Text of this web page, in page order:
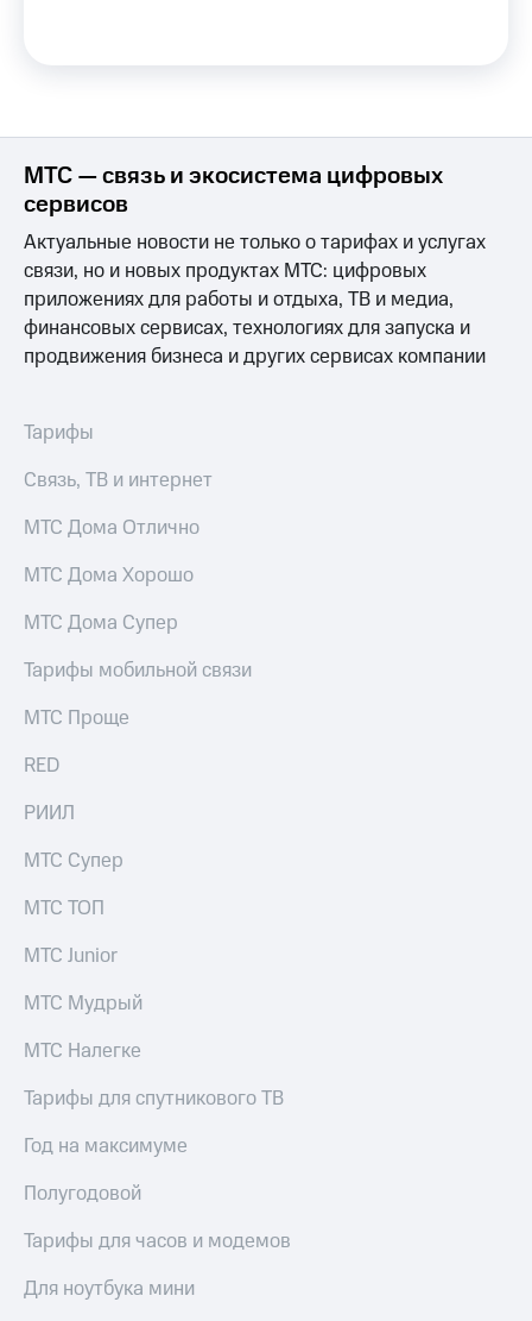
Гудок
Мой
МТС
Все
приложения
Финансы
Инвестиции
Получайте
Покупка
полисов
онлайн
на связь
С картой
МТС
Деньги
МТС
и
номер
Настройки
автоплатежа
номер
оператора
Оплата
и
и получайте
доход 15%
Акции
Условия
пополнения
Скидка
30%
на связь
и МТС Супер
дешевле
при оплате
МТС Деньги
Обзоры
товаров
Скидки
до 40%
на смартфоны
МТС — связь и экосистема цифровых
сервисов
Актуальные новости не только о тарифах и услугах
связи, но и новых продуктах МТС: цифровых
приложениях для работы и отдыха, ТВ и медиа,
финансовых сервисах, технологиях для запуска и
продвижения бизнеса и других сервисах компании
Тарифы
Связь, ТВ и интернет
МТС Дома Отлично
МТС Дома Хорошо
МТС Дома Супер
Тарифы мобильной связи
МТС Проще
RED
РИИЛ
МТС Супер
МТС ТОП
МТС Junior
МТС Мудрый
МТС Налегке
Тарифы для спутникового ТВ
Год на максимуме
Полугодовой
Тарифы для часов и модемов
Для ноутбука мини